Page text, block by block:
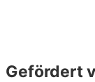
Gefördert